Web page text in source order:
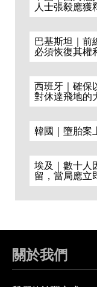
人士張毅應獲
巴基斯坦｜前
必須恢復其權
西班牙｜確保
對休達飛地的
韓國｜墮胎案
埃及｜數十人
留，當局應立
關於我們